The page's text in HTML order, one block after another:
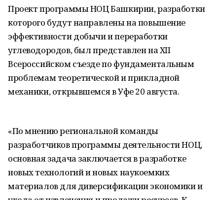
Проект программы НОЦ Башкирии, разработки
которого будут направлены на повышение
эффективности добычи и переработки
углеводородов, был представлен на XII
Всероссийском съезде по фундаментальным
проблемам теоретической и прикладной
механики, открывшемся в Уфе 20 августа.
«По мнению региональной команды
разработчиков программы деятельности НОЦ,
основная задача заключается в разработке
новых технологий и новых наукоемких
материалов для диверсификации экономики и